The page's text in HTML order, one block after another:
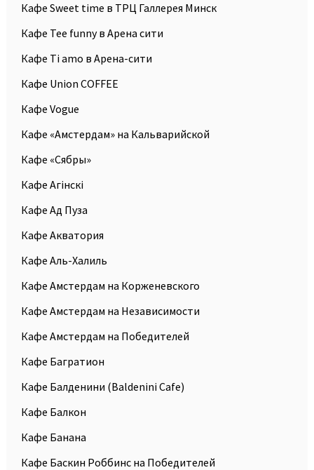
Кафе Sweet time в ТРЦ Галлерея Минск
Кафе Tee funny в Арена сити
Кафе Ti amo в Арена-сити
Кафе Union COFFEE
Кафе Vogue
Кафе «Амстердам» на Кальварийской
Кафе «Сябры»
Кафе Агiнскi
Кафе Ад Пуза
Кафе Акватория
Кафе Аль-Халиль
Кафе Амстердам на Корженевского
Кафе Амстердам на Независимости
Кафе Амстердам на Победителей
Кафе Багратион
Кафе Балденини (Baldenini Сafe)
Кафе Балкон
Кафе Банана
Кафе Баскин Роббинс на Победителей